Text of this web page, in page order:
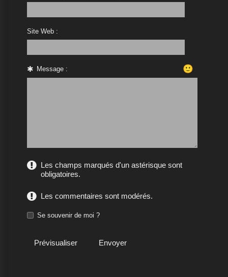
Site Web :
Message : 🙂
Les champs marqués d'un astérisque sont
obligatoires.
Les commentaires sont modérés.
Se souvenir de moi ?